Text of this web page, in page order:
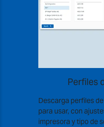
Perfiles
Descarga perfiles
para usar, con
impresora y tipo de